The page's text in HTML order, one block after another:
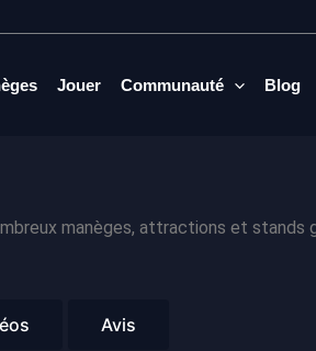
Jouer Communauté Blog
manèges, attractions et
Avis